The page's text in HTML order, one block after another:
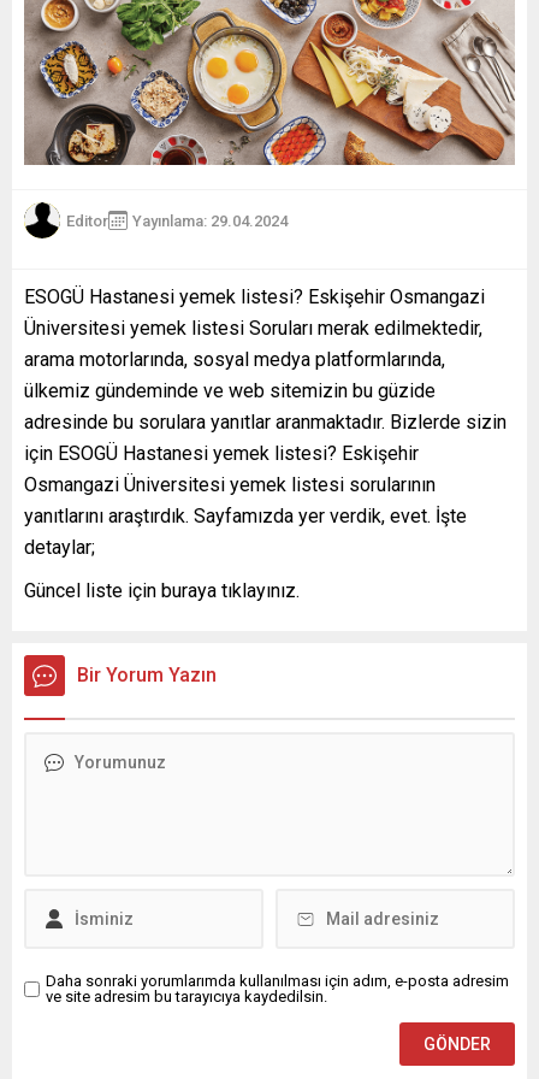
Editor Yayınlama: 29.04.2024
ESOGÜ Hastanesi yemek listesi? Eskişehir Osmangazi
Üniversitesi yemek listesi Soruları merak edilmektedir,
arama motorlarında, sosyal medya platformlarında,
ülkemiz gündeminde ve web sitemizin bu güzide
adresinde bu sorulara yanıtlar aranmaktadır. Bizlerde sizin
için ESOGÜ Hastanesi yemek listesi? Eskişehir
Osmangazi Üniversitesi yemek listesi sorularının
yanıtlarını araştırdık. Sayfamızda yer verdik, evet. İşte
detaylar;
Güncel liste için buraya tıklayınız.
Bir Yorum Yazın
Daha sonraki yorumlarımda kullanılması için adım, e-posta adresim
ve site adresim bu tarayıcıya kaydedilsin.